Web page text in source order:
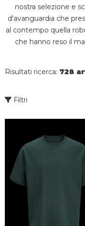
nostra selezione e
d'avanguardia che
al contempo quella
che hanno reso il
Risultati ricerca: 728
Filtri